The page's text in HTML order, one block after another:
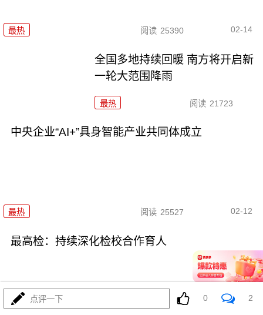
最热 阅读 25390 02-14
全国多地持续回暖 南方将开启新
一轮大范围降雨
最热 阅读 21723
中央企业“AI+”具身智能产业共同体成立
最热 阅读 25527 02-12
最高检：持续深化检校合作育人
点评一下 0 2